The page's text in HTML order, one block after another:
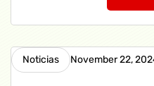
Noticias November 22,